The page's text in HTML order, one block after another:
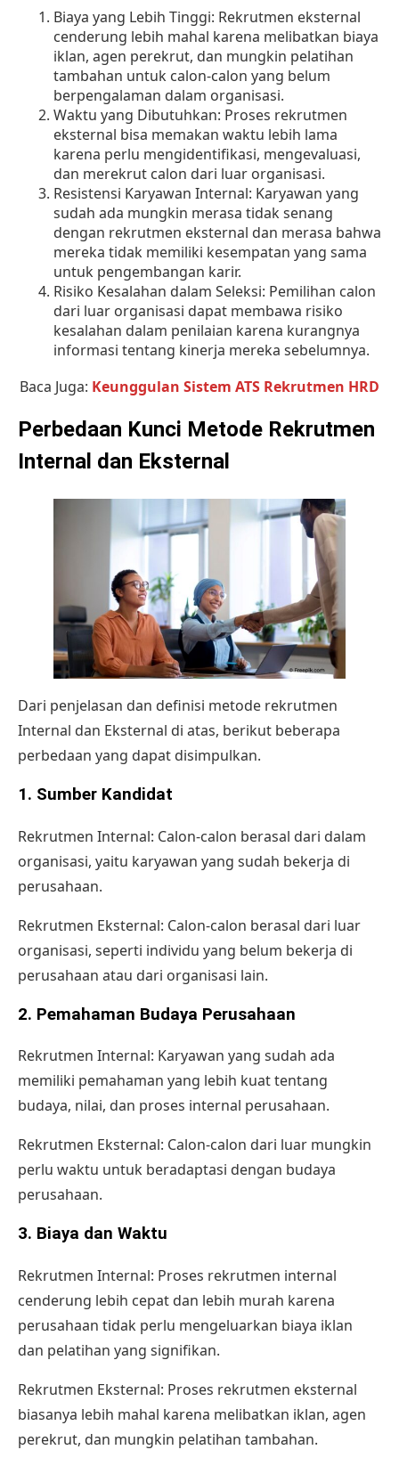
Biaya yang Lebih Tinggi: Rekrutmen eksternal
cenderung lebih mahal karena melibatkan biaya
iklan, agen perekrut, dan mungkin pelatihan
tambahan untuk calon-calon yang belum
berpengalaman dalam organisasi.
Waktu yang Dibutuhkan: Proses rekrutmen
eksternal bisa memakan waktu lebih lama
karena perlu mengidentifikasi, mengevaluasi,
dan merekrut calon dari luar organisasi.
Resistensi Karyawan Internal: Karyawan yang
sudah ada mungkin merasa tidak senang
dengan rekrutmen eksternal dan merasa bahwa
mereka tidak memiliki kesempatan yang sama
untuk pengembangan karir.
Risiko Kesalahan dalam Seleksi: Pemilihan calon
dari luar organisasi dapat membawa risiko
kesalahan dalam penilaian karena kurangnya
informasi tentang kinerja mereka sebelumnya.
Baca Juga: Keunggulan Sistem ATS Rekrutmen HRD
Perbedaan Kunci Metode Rekrutmen
Internal dan Eksternal
Dari penjelasan dan definisi metode rekrutmen
Internal dan Eksternal di atas, berikut beberapa
perbedaan yang dapat disimpulkan.
1. Sumber Kandidat
Rekrutmen Internal: Calon-calon berasal dari dalam
organisasi, yaitu karyawan yang sudah bekerja di
perusahaan.
Rekrutmen Eksternal: Calon-calon berasal dari luar
organisasi, seperti individu yang belum bekerja di
perusahaan atau dari organisasi lain.
2. Pemahaman Budaya Perusahaan
Rekrutmen Internal: Karyawan yang sudah ada
memiliki pemahaman yang lebih kuat tentang
budaya, nilai, dan proses internal perusahaan.
Rekrutmen Eksternal: Calon-calon dari luar mungkin
perlu waktu untuk beradaptasi dengan budaya
perusahaan.
3. Biaya dan Waktu
Rekrutmen Internal: Proses rekrutmen internal
cenderung lebih cepat dan lebih murah karena
perusahaan tidak perlu mengeluarkan biaya iklan
dan pelatihan yang signifikan.
Rekrutmen Eksternal: Proses rekrutmen eksternal
biasanya lebih mahal karena melibatkan iklan, agen
perekrut, dan mungkin pelatihan tambahan.